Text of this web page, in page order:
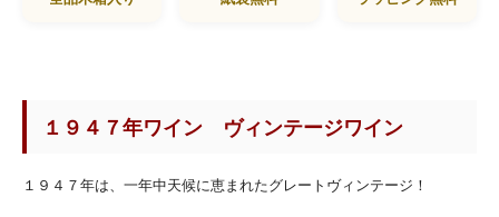
１９４７年ワイン ヴィンテージワイン
１９４７年は、一年中天候に恵まれたグレートヴィンテージ！